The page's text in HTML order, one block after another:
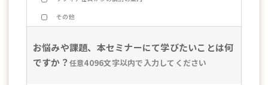
その他
お悩みや課題、本セミナーにて学びたいことは何
ですか？任意4096文字以内で入力してください